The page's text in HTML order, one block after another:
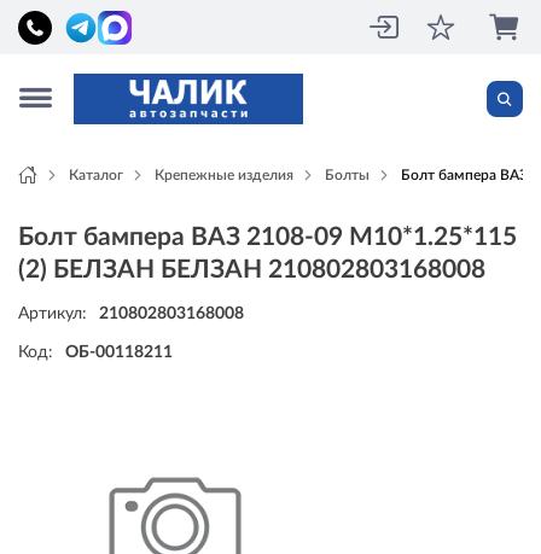
Каталог Крепежные изделия Болты Болт бампера ВАЗ
Болт бампера ВАЗ 2108-09 М10*1.25*115
(2) БЕЛЗАН БЕЛЗАН 210802803168008
Артикул: 210802803168008
Код: ОБ-00118211